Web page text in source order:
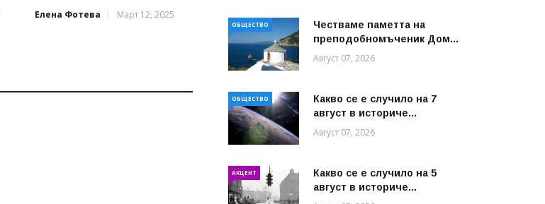
Елена Фотева
Март 12, 2025
ОБЩЕСТВО
Честваме паметта на
преподобномъченик Дом...
Август 07, 2026
ОБЩЕСТВО
Какво се е случило на 7
август в историче...
Август 07, 2026
АКЦЕНТ
Какво се е случило на 5
август в историче...